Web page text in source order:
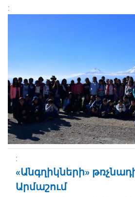
«Անգղիկների»
Արմաշում